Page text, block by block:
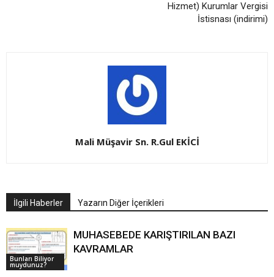
Hizmet) Kurumlar Vergisi
İstisnası (indirimi)
Mali Müşavir Sn. R.Gul EKİCİ
İlgili Haberler Yazarın Diğer İçerikleri
Bunları Biliyor
muydunuz?
MUHASEBEDE KARIŞTIRILAN BAZI
KAVRAMLAR